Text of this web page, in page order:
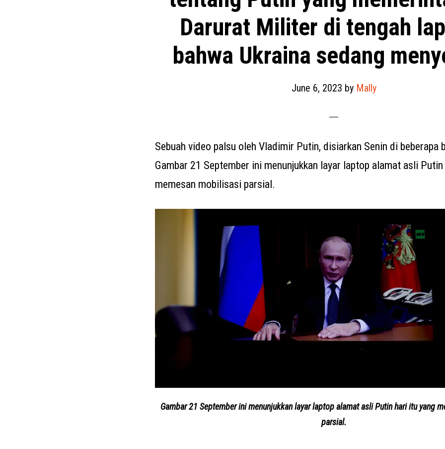
Darurat Militer di tengah
bahwa Ukraina sedang
June 6, 2023 by Mally
Sebuah video palsu oleh Vladimir Putin, disiarkan Senin di beberapa
Gambar 21 September ini menunjukkan layar laptop alamat asli
memesan mobilisasi parsial.
Gambar 21 September ini menunjukkan layar laptop alamat asli Putin hari itu yang
parsial.